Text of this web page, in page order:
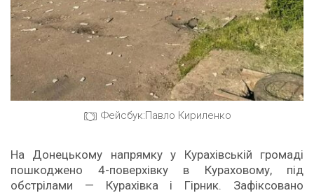
Фейсбук:Павло Кириленко
На Донецькому напрямку у Курахівській громаді
пошкоджено 4-поверхівку в Кураховому, під
обстрілами — Курахівка і Гірник. Зафіксовано